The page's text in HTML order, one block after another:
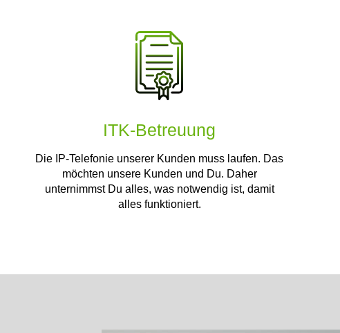
ITK-Betreuung
Die IP-Telefonie unserer Kunden muss laufen. Das
möchten unsere Kunden und Du. Daher
unternimmst Du alles, was notwendig ist, damit
alles funktioniert.